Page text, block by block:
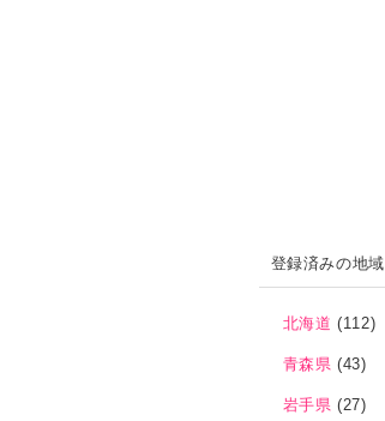
登録済みの地域
北海道 (112)
青森県 (43)
岩手県 (27)